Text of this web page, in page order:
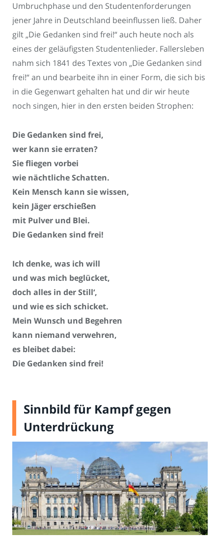
Umbruchphase und den Studentenforderungen
jener Jahre in Deutschland beeinflussen ließ. Daher
gilt „Die Gedanken sind frei!“ auch heute noch als
eines der geläufigsten Studentenlieder. Fallersleben
nahm sich 1841 des Textes von „Die Gedanken sind
frei!“ an und bearbeite ihn in einer Form, die sich bis
in die Gegenwart gehalten hat und dir wir heute
noch singen, hier in den ersten beiden Strophen:
Die Gedanken sind frei,
wer kann sie erraten?
Sie fliegen vorbei
wie nächtliche Schatten.
Kein Mensch kann sie wissen,
kein Jäger erschießen
mit Pulver und Blei.
Die Gedanken sind frei!
Ich denke, was ich will
und was mich beglücket,
doch alles in der Still‘,
und wie es sich schicket.
Mein Wunsch und Begehren
kann niemand verwehren,
es bleibet dabei:
Die Gedanken sind frei!
Sinnbild für Kampf gegen
Unterdrückung